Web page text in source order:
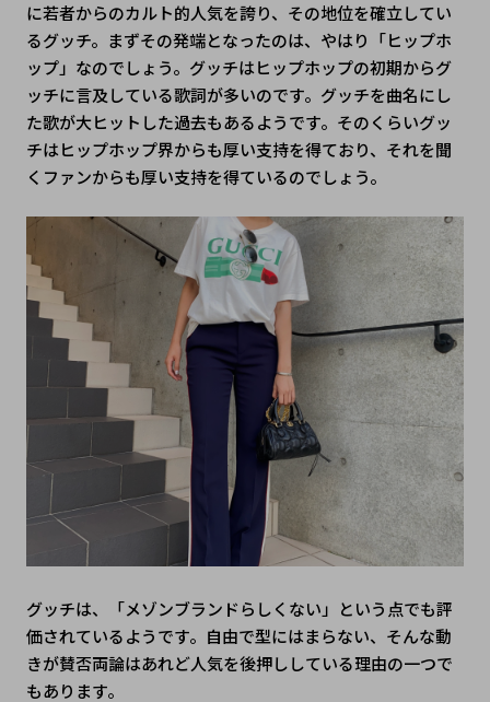
に若者からのカルト的人気を誇り、その地位を確立してい
るグッチ。まずその発端となったのは、やはり「ヒップホ
ップ」なのでしょう。グッチはヒップホップの初期からグ
ッチに言及している歌詞が多いのです。グッチを曲名にし
た歌が大ヒットした過去もあるようです。そのくらいグッ
チはヒップホップ界からも厚い支持を得ており、それを聞
くファンからも厚い支持を得ているのでしょう。
グッチは、「メゾンブランドらしくない」という点でも評
価されているようです。自由で型にはまらない、そんな動
きが賛否両論はあれど人気を後押ししている理由の一つで
もあります。